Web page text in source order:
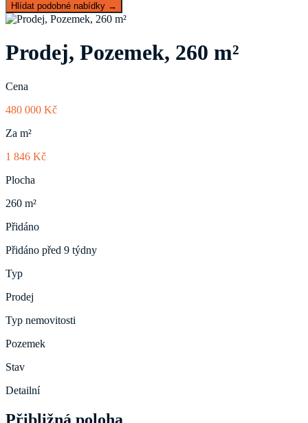
Hlídat podobné nabídky →
Prodej, Pozemek, 260 m²
Cena
480 000 Kč
Za m²
1 846 Kč
Plocha
260 m²
Přidáno
Přidáno před 9 týdny
Typ
Prodej
Typ nemovitosti
Pozemek
Stav
Detailní
Přibližná poloha